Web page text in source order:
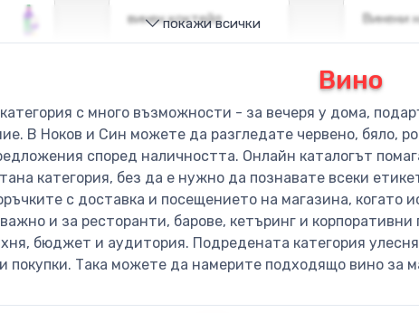
винен коктейл Винени
покажи всички
Вино
с много възможности - за вечеря у дома,
В Ноков и Син можете да разгледате червено, бяло,
според наличността. Онлайн каталогът
категория, без да е нужно да познавате всеки
с доставка и посещението на магазина, когато
и за ресторанти, барове, кетъринг и
бюджет и аудитория. Подредената категория
покупки. Така можете да намерите подходящо вино за